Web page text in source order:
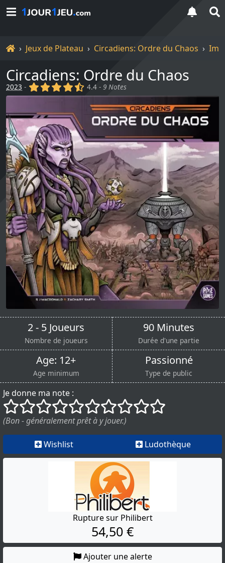
Accueil
Jeux de Plateau Circadiens: Ordre du Chaos
Circadiens: Ordre du Chaos
2023 - (x) (x) (x) (x) (,)
4.4 -9 Notes
2 - 5 Joueurs
Nombre de joueurs
90 Minutes
Durée d'une partie
Age: 12+
Age minimum
Passionné
Type de public
Je donne ma note :
()
() () () () () () () ()
()
(Bon - généralement prêt à y jouer.)
Wishlist Ludothèque
Rupture sur Philibert
54,50 €
Ajouter une alerte